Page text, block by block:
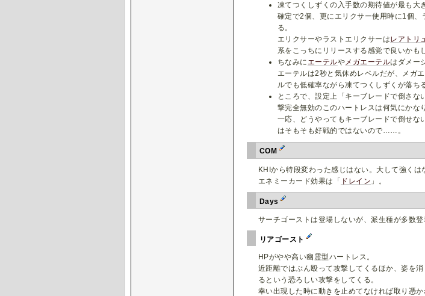
凍てつくしずくの入手数の期待値が最も大
確定で2個、更にエリクサー使用時に1個
る。
エリクサーやラストエリクサーはレアトリ
系をこっちにリリースする感覚で良いかも
ちなみにエーテルやメガエーテルはダメー
エーテルは2秒と気休めレベルだが、メガ
ルでも低確率ながら凍てつくしずくが落ち
ところで、設定上「キーブレードで倒さな
撃完全無効のこのハートレスは何気にかな
一応、どうやってもキーブレードで倒せな
はそもそも好戦的ではないので……。
COM
KHIから特段変わった感じはない。大して強くは
エネミーカード効果は「 ドレイン 」。
Days
サーチゴーストは登場しないが、派生種が多数登
リアゴースト
HPがやや高い幽霊型ハートレス。
近距離ではぶん殴って攻撃してくるほか、姿を消
るという恐ろしい攻撃をしてくる。
幸い出現した時に動きを止めてなければ取り憑